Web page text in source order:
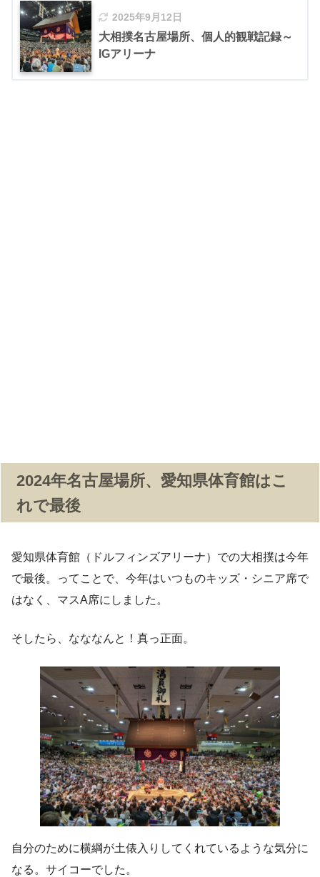
2025年9月12日
大相撲名古屋場所、個人的観戦記録～
IGアリーナ
2024年名古屋場所、愛知県体育館はこ
れで最後
愛知県体育館（ドルフィンズアリーナ）での大相撲は今年
で最後。ってことで、今年はいつものキッズ・シニア席で
はなく、マスA席にしました。
そしたら、なななんと！真っ正面。
自分のために横綱が土俵入りしてくれているような気分に
なる。サイコーでした。